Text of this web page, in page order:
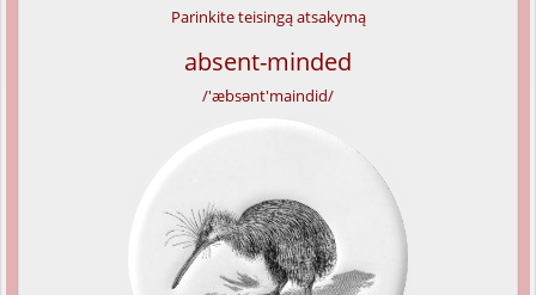
Parinkite teisingą atsakymą
absent-minded
/'æbsənt'maindid/